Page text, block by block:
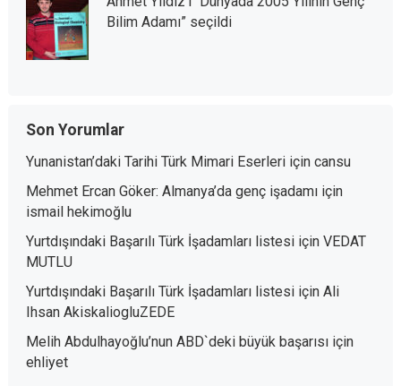
Bilim Adamı” seçildi
Son Yorumlar
Yunanistan’daki Tarihi Türk Mimari Eserleriiçin cansu
Mehmet Ercan Göker: Almanya’da genç işadamıiçin
ismail hekimoğlu
Yurtdışındaki Başarılı Türk İşadamları listesiiçin VEDAT
MUTLU
Yurtdışındaki Başarılı Türk İşadamları listesiiçin Ali
Ihsan AkiskaliogluZEDE
Melih Abdulhayoğlu’nun ABD`deki büyük başarısıiçin
ehliyet